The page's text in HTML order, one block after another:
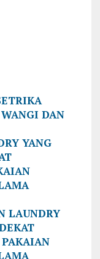
DAN
YANG
LAUNDRY